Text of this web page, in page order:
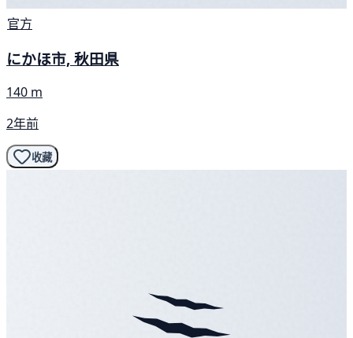
官方
にかほ市, 秋田県
140 m
2年前
收藏